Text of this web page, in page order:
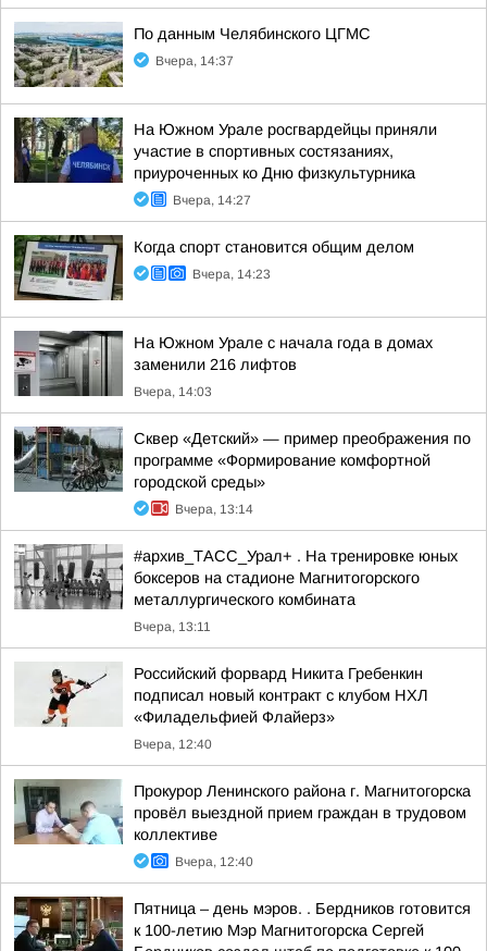
По данным Челябинского ЦГМС
Вчера, 14:37
На Южном Урале росгвардейцы приняли
участие в спортивных состязаниях,
приуроченных ко Дню физкультурника
Вчера, 14:27
Когда спорт становится общим делом
Вчера, 14:23
На Южном Урале с начала года в домах
заменили 216 лифтов
Вчера, 14:03
Сквер «Детский» — пример преображения по
программе «Формирование комфортной
городской среды»
Вчера, 13:14
#архив_ТАСС_Урал+ . На тренировке юных
боксеров на стадионе Магнитогорского
металлургического комбината
Вчера, 13:11
Российский форвард Никита Гребенкин
подписал новый контракт с клубом НХЛ
«Филадельфией Флайерз»
Вчера, 12:40
Прокурор Ленинского района г. Магнитогорска
провёл выездной прием граждан в трудовом
коллективе
Вчера, 12:40
Пятница – день мэров. . Бердников готовится
к 100-летию Мэр Магнитогорска Сергей